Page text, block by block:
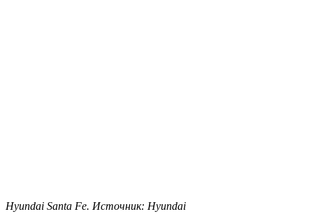
Hyundai Santa Fe. Источник: Hyundai